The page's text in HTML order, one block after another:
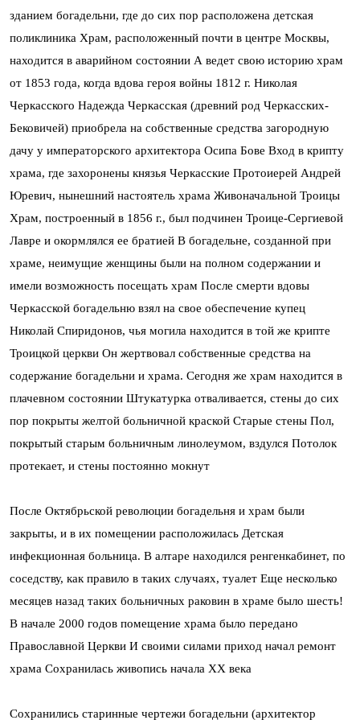
зданием богадельни, где до сих пор расположена детская
поликлиника Храм, расположенный почти в центре Москвы,
находится в аварийном состоянии А ведет свою историю храм
от 1853 года, когда вдова героя войны 1812 г. Николая
Черкасского Надежда Черкасская (древний род Черкасских-
Бековичей) приобрела на собственные средства загородную
дачу у императорского архитектора Осипа Бове Вход в крипту
храма, где захоронены князья Черкасские Протоиерей Андрей
Юревич, нынешний настоятель храма Живоначальной Троицы
Храм, построенный в 1856 г., был подчинен Троице-Сергиевой
Лавре и окормлялся ее братией В богадельне, созданной при
храме, неимущие женщины были на полном содержании и
имели возможность посещать храм После смерти вдовы
Черкасской богадельню взял на свое обеспечение купец
Николай Спиридонов, чья могила находится в той же крипте
Троицкой церкви Он жертвовал собственные средства на
содержание богадельни и храма. Сегодня же храм находится в
плачевном состоянии Штукатурка отваливается, стены до сих
пор покрыты желтой больничной краской Старые стены Пол,
покрытый старым больничным линолеумом, вздулся Потолок
протекает, и стены постоянно мокнут
После Октябрьской революции богадельня и храм были
закрыты, и в их помещении расположилась Детская
инфекционная больница. В алтаре находился ренгенкабинет, по
соседству, как правило в таких случаях, туалет Еще несколько
месяцев назад таких больничных раковин в храме было шесть!
В начале 2000 годов помещение храма было передано
Православной Церкви И своими силами приход начал ремонт
храма Сохранилась живопись начала ХХ века
Сохранились старинные чертежи богадельни (архитектор